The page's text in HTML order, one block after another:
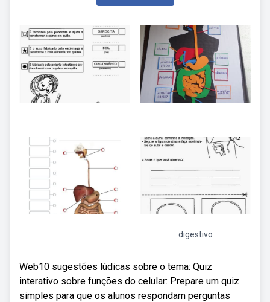
digestivo
Web10 sugestões lúdicas sobre o tema: Quiz
interativo sobre funções do celular: Prepare um quiz
simples para que os alunos respondam perguntas